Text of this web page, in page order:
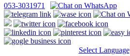
053-3031971
Select Language